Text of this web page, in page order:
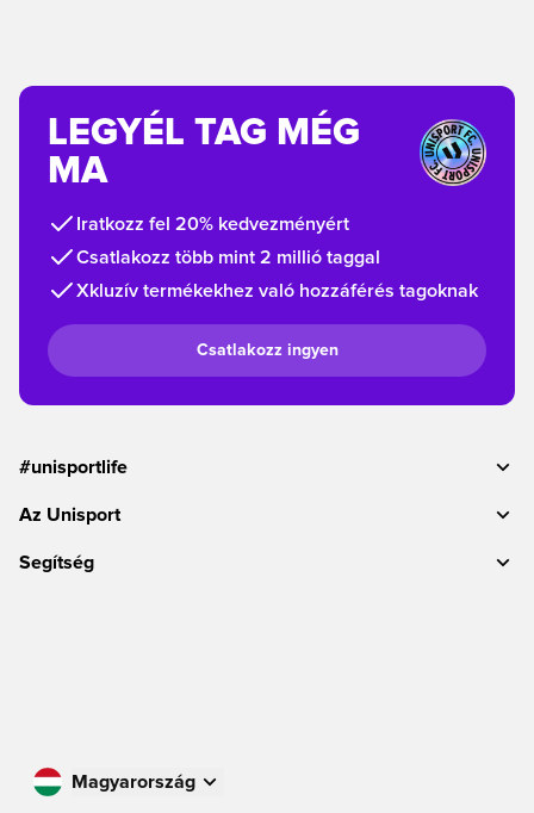
LEGYÉL TAG MÉG
MA
Iratkozz fel 20% kedvezményért
Csatlakozz több mint 2 millió taggal
Xkluzív termékekhez való hozzáférés tagoknak
Csatlakozz ingyen
#unisportlife
Az Unisport
Segítség
Magyarország